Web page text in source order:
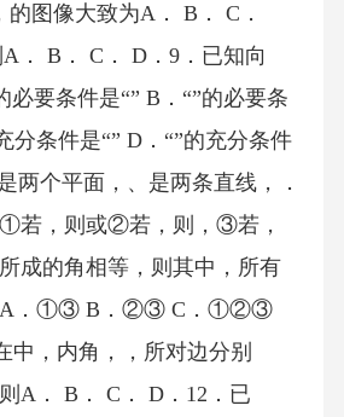
图像大致为A． B． C．
． B． C． D．9．已知向
必要条件是“” B．“”的必要条
分条件是“” D．“”的充分条件
两个平面，、是两条直线，．
若，则或②若，则，③若，
成的角相等，则其中，所有
A．①③ B．②③ C．①②③
，内角，，所对边分别
A． B． C． D．12．已